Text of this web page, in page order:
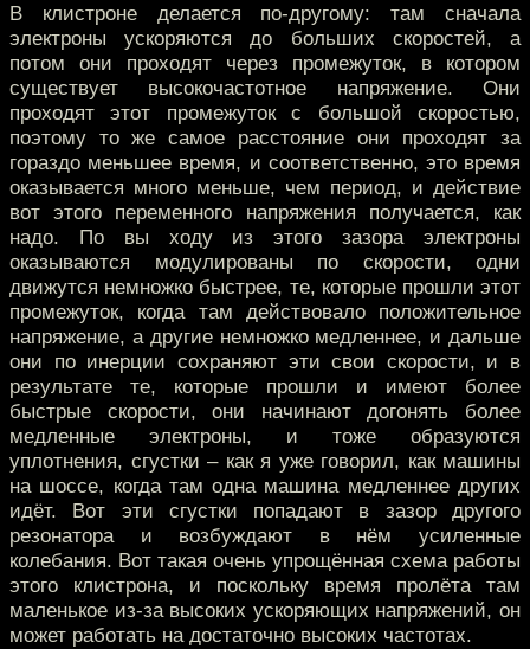
В клистроне делается по-другому: там сначала
электроны ускоряются до больших скоростей, а
потом они проходят через промежуток, в котором
существует высокочастотное напряжение. Они
проходят этот промежуток с большой скоростью,
поэтому то же самое расстояние они проходят за
гораздо меньшее время, и соответственно, это время
оказывается много меньше, чем период, и действие
вот этого переменного напряжения получается, как
надо. По вы ходу из этого зазора электроны
оказываются модулированы по скорости, одни
движутся немножко быстрее, те, которые прошли этот
промежуток, когда там действовало положительное
напряжение, а другие немножко медленнее, и дальше
они по инерции сохраняют эти свои скорости, и в
результате те, которые прошли и имеют более
быстрые скорости, они начинают догонять более
медленные электроны, и тоже образуются
уплотнения, сгустки – как я уже говорил, как машины
на шоссе, когда там одна машина медленнее других
идёт. Вот эти сгустки попадают в зазор другого
резонатора и возбуждают в нём усиленные
колебания. Вот такая очень упрощённая схема работы
этого клистрона, и поскольку время пролёта там
маленькое из-за высоких ускоряющих напряжений, он
может работать на достаточно высоких частотах.